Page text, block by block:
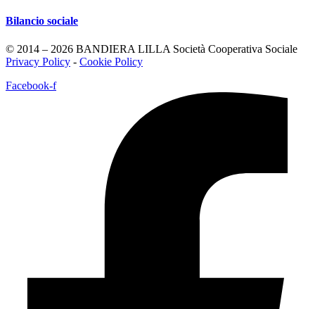
Bilancio sociale
© 2014 – 2026 BANDIERA LILLA Società Cooperativa Sociale
Privacy Policy - Cookie Policy
Facebook-f